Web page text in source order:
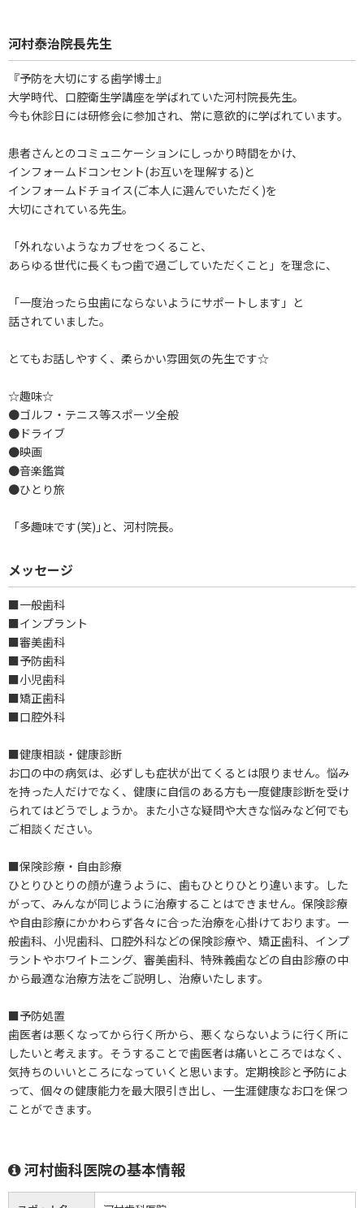
河村泰治院長先生
『予防を大切にする歯学博士』
大学時代、口腔衛生学講座を学ばれていた河村院長先生。
今も休診日には研修会に参加され、常に意欲的に学ばれています。
患者さんとのコミュニケーションにしっかり時間をかけ、
インフォームドコンセント(お互いを理解する)と
インフォームドチョイス(ご本人に選んでいただく)を
大切にされている先生。
「外れないようなカブせをつくること、
あらゆる世代に長くもつ歯で過ごしていただくこと」を理念に、
「一度治ったら虫歯にならないようにサポートします」と
話されていました。
とてもお話しやすく、柔らかい雰囲気の先生です☆
☆趣味☆
●ゴルフ・テニス等スポーツ全般
●ドライブ
●映画
●音楽鑑賞
●ひとり旅
「多趣味です(笑)｣と、河村院長。
メッセージ
■一般歯科
■インプラント
■審美歯科
■予防歯科
■小児歯科
■矯正歯科
■口腔外科
■健康相談・健康診断
お口の中の病気は、必ずしも症状が出てくるとは限りません。悩み
を持った人だけでなく、健康に自信のある方も一度健康診断を受け
られてはどうでしょうか。また小さな疑問や大きな悩みなど何でも
ご相談ください。
■保険診療・自由診療
ひとりひとりの顔が違うように、歯もひとりひとり違います。した
がって、みんなが同じように治療することはできません。保険診療
や自由診療にかかわらず各々に合った治療を心掛けております。一
般歯科、小児歯科、口腔外科などの保険診療や、矯正歯科、インプ
ラントやホワイトニング、審美歯科、特殊義歯などの自由診療の中
から最適な治療方法をご説明し、治療いたします。
■予防処置
歯医者は悪くなってから行く所から、悪くならないように行く所に
したいと考えます。そうすることで歯医者は痛いところではなく、
気持ちのいいところになっていくと思います。定期検診と予防によ
って、個々の健康能力を最大限引き出し、一生涯健康なお口を保つ
ことができます。
河村歯科医院の基本情報